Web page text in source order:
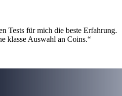
Tests für mich die beste Erfahrung.
klasse Auswahl an Coins.“